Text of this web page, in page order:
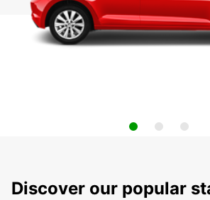
Discover our popular